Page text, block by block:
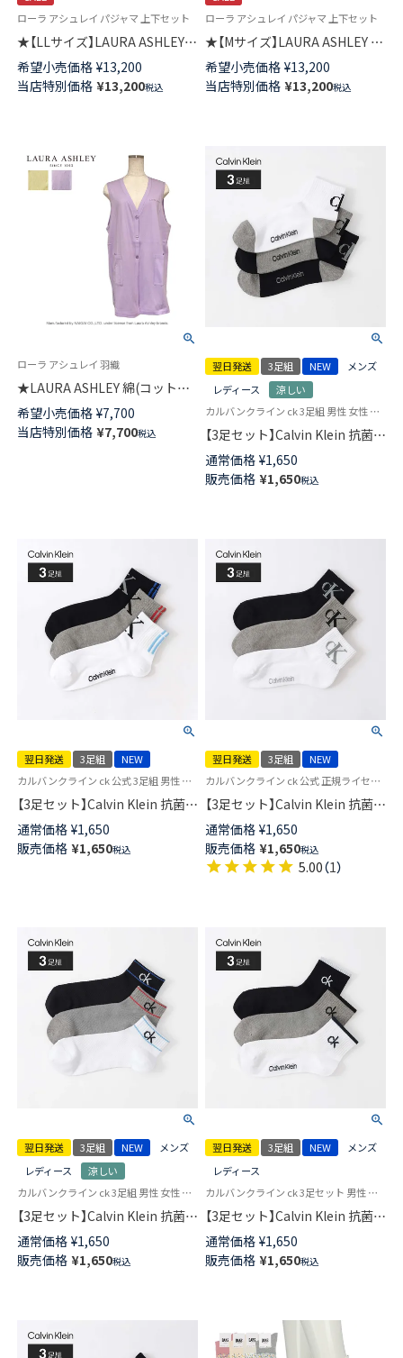
ローラ アシュレイ パジャマ 上下セット
★【LLサイズ】LAURA ASHLEY
綿(コットン)100％ ダブルガー
ゼ パジャマ 前ボタン ラドホー
ルフルーツ柄 8分袖 長丈パンツ
希望小売価格 ¥13,200
当店特別価格 ¥13,200税込
ローラ アシュレイ パジャマ 上下セット
★【Mサイズ】LAURA ASHLEY 綿
(コットン)100％ ダブルガーゼ
パジャマ 前ボタン 8分袖 長丈パ
ンツ ラドホールフルーツ柄 レ
希望小売価格 ¥13,200
当店特別価格 ¥13,200税込
ローラ アシュレイ 羽織
★LAURA ASHLEY 綿(コット
ン)100％ 長め丈ベスト ジレ 無
地 レディース 73286072
希望小売価格 ¥7,700
当店特別価格 ¥7,700税込
翌日発送 3足組 NEW
メンズ
レディース
涼しい
カルバンクライン ck 3足組 男性 女性 靴下 ユニセックス
【3足セット】Calvin Klein 抗菌防
臭 甲メッシュ バックロゴ ショ
ート丈 ソックス カジュアル レ
ディース メンズ 【365日最短翌
通常価格 ¥1,650
販売価格 ¥1,650税込
翌日発送 3足組
NEW
カルバンクライン ck 公式 3足組 男性 女性 靴下
【3足セット】Calvin Klein 抗菌防
臭 フロントロゴ ショート丈 ソ
ックス カジュアル レディース
メンズ 【365日最短翌日発送】
通常価格 ¥1,650
販売価格 ¥1,650税込
翌日発送 3足組
NEW
カルバンクライン ck 公式 正規ライセンス品 3足セット 男性 女性 靴下
【3足セット】Calvin Klein 抗菌防
臭 足底パイル クッション性＋
耐久性抜群！ビッグロゴ ショー
ト丈 ソックス カジュアル レデ
ィース メンズ 【365日最短翌日
通常価格 ¥1,650
販売価格 ¥1,650税込
5.00（1）
翌日発送 3足組 NEW
メンズ
レディース
涼しい
カルバンクライン ck 3足組 男性 女性 靴下
【3足セット】Calvin Klein 抗菌防
臭 甲&足底メッシュ 通気性がよ
くムレを軽減 ワンポイント ス
ニーカー丈 ソックス カジュア
通常価格 ¥1,650
販売価格 ¥1,650税込
翌日発送 3足組 NEW
メンズ
レディース
カルバンクライン ck 3足セット 男性 女性 靴下
【3足セット】Calvin Klein 抗菌防
臭 甲メッシュ ワンポイント シ
ョート丈 ソックス カジュアル
レディース メンズ 【365日最短
通常価格 ¥1,650
販売価格 ¥1,650税込